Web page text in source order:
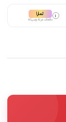
i تمارا
دفعات مرنة وسهلة